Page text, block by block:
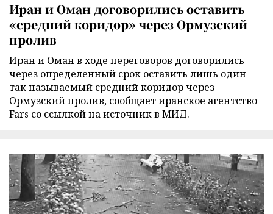
Иран и Оман договорились оставить
«средний коридор» через Ормузский
пролив
Иран и Оман в ходе переговоров договорились
через определенный срок оставить лишь один
так называемый средний коридор через
Ормузский пролив, сообщает иранское агентство
Fars со ссылкой на источник в МИД.